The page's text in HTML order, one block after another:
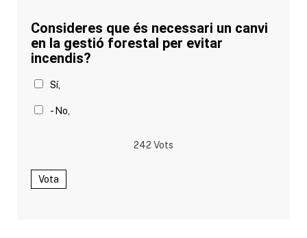
Consideres que és necessari un canvi
en la gestió forestal per evitar
incendis?
Sí,
- No,
242 Vots
Vota